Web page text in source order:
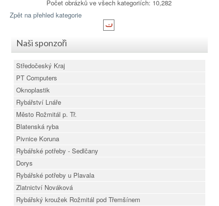
Počet obrázků ve všech kategoriích: 10,282
Zpět na přehled kategorie
Naši sponzoři
Středočeský Kraj
PT Computers
Oknoplastik
Rybářství Lnáře
Město Rožmitál p. Tř.
Blatenská ryba
Pivnice Koruna
Rybářské potřeby - Sedlčany
Dorys
Rybářské potřeby u Plavala
Zlatnictví Nováková
Rybářský kroužek Rožmitál pod Třemšínem